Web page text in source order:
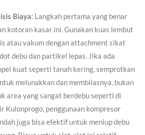
Biaya: Langkah pertama yang benar
kotoran kasar ini. Gunakan kuas lembut
atau vakum dengan attachment sikat
debu dan partikel lepas. Jika ada
kuat seperti tanah kering, semprotkan
melunakkan dan membilasnya, bukan
area yang sangat berdebu seperti di
Kulonprogo, penggunaan kompresor
juga bisa efektif untuk meniup debu